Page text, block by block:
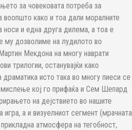
за човековата потреба за
воопшто како и тоа дали моралните
носи и една друга дилема, а тоа е
му дозволиме на лудилото во
Мекдона на многу наврати
трилогии, останувајќи како
исто така во многу пиеси се
мислење кој го прифаќа и Сем Шепард
на дејствието во нашите
а и визуелниот сегмент (мрачната
атмосфера на тегобност,